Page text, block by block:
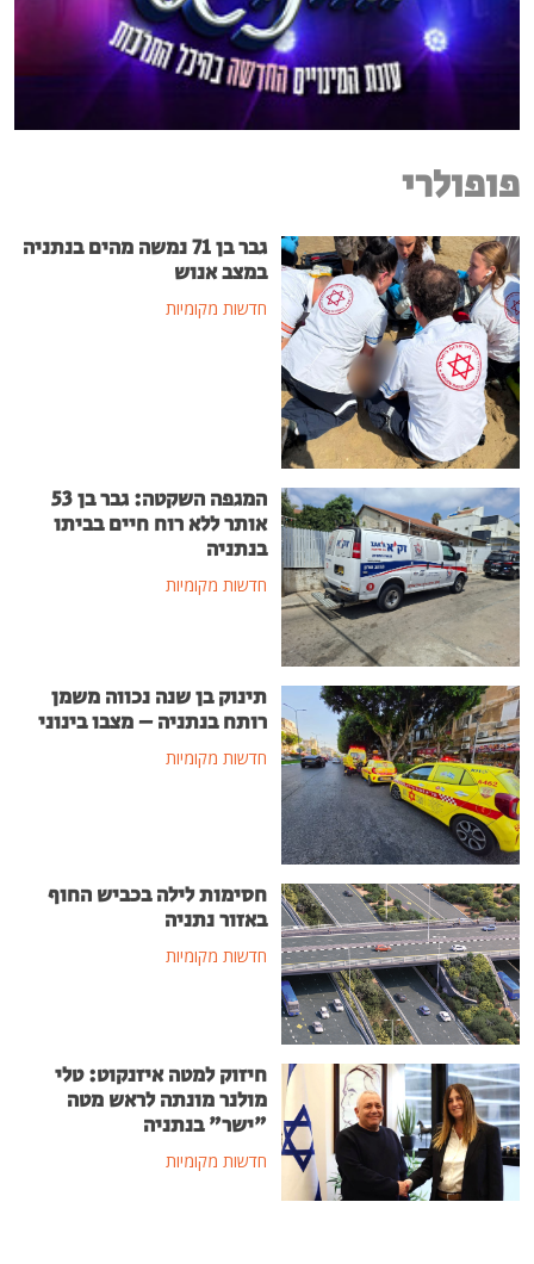
פופולרי
גבר בן 71 נמשה מהים בנתניה
במצב אנוש
חדשות מקומיות
המגפה השקטה: גבר בן 53
אותר ללא רוח חיים בביתו
בנתניה
חדשות מקומיות
תינוק בן שנה נכווה משמן
רותח בנתניה – מצבו בינוני
חדשות מקומיות
חסימות לילה בכביש החוף
באזור נתניה
חדשות מקומיות
חיזוק למטה איזנקוט: טלי
מולנר מונתה לראש מטה
"ישר" בנתניה
חדשות מקומיות